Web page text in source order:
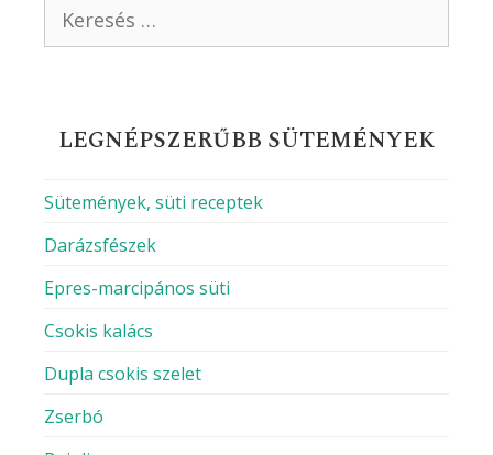
LEGNÉPSZERŰBB SÜTEMÉNYEK
Sütemények, süti receptek
Darázsfészek
Epres-marcipános süti
Csokis kalács
Dupla csokis szelet
Zserbó